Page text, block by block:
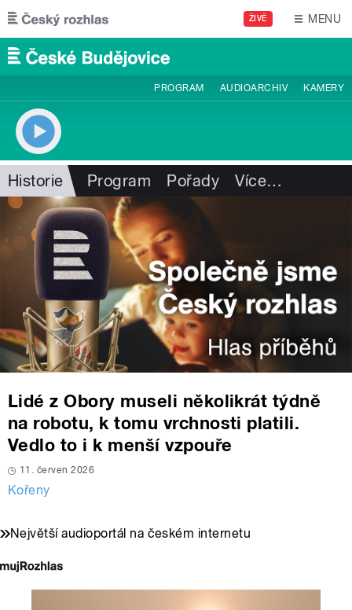
Přejít k hlavnímu obsahu
ŽIVĚ MENU
PROGRAM AUDIOARCHIV KAMERY
Historie Program Pořady Více…
Lidé z Obory museli několikrát týdně
na robotu, k tomu vrchnosti platili.
Vedlo to i k menší vzpouře
11. červen 2026
Kořeny
Největší audioportál na českém internetu